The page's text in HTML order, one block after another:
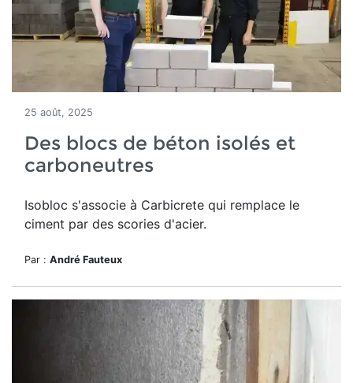
25 août, 2025
Des blocs de béton isolés et
carboneutres
Isobloc s'associe à Carbicrete qui remplace le
ciment par des scories d'acier.
Par : André Fauteux